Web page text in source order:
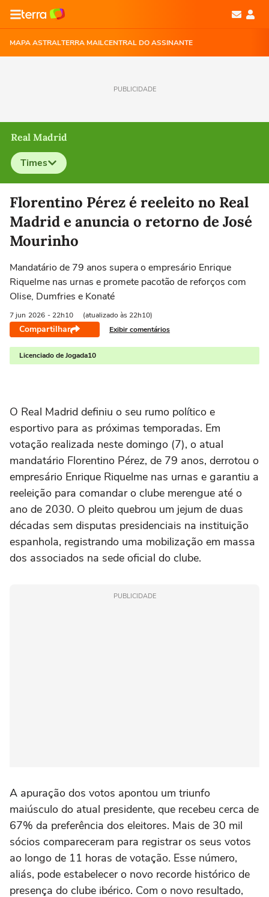
MAPA ASTRALTERRA MAILCENTRAL DO ASSINANTE
PUBLICIDADE
Real Madrid
Times
Selecione o time para ver as notícias
Florentino Pérez é reeleito no Real
Madrid e anuncia o retorno de José
Mourinho
Mandatário de 79 anos supera o empresário Enrique
Riquelme nas urnas e promete pacotão de reforços com
Olise, Dumfries e Konaté
7 jun 2026 - 22h10 (atualizado às 22h10)
Compartilhar Exibir comentários
Licenciado de Jogada10
O Real Madrid definiu o seu rumo político e
esportivo para as próximas temporadas. Em
votação realizada neste domingo (7), o atual
mandatário Florentino Pérez, de 79 anos, derrotou o
empresário Enrique Riquelme nas urnas e garantiu a
reeleição para comandar o clube merengue até o
ano de 2030. O pleito quebrou um jejum de duas
décadas sem disputas presidenciais na instituição
espanhola, registrando uma mobilização em massa
dos associados na sede oficial do clube.
PUBLICIDADE
A apuração dos votos apontou um triunfo
maiúsculo do atual presidente, que recebeu cerca de
67% da preferência dos eleitores. Mais de 30 mil
sócios compareceram para registrar os seus votos
ao longo de 11 horas de votação. Esse número,
aliás, pode estabelecer o novo recorde histórico de
presença do clube ibérico. Com o novo resultado,